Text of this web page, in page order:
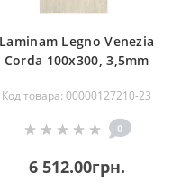
Laminam Legno Venezia
Corda 100x300, 3,5mm
Код товара: 00000127210-23
0
6 512.00грн.